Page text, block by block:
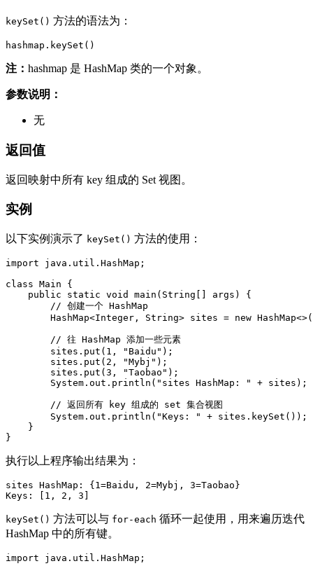
keySet() 方法的语法为：
hashmap.keySet()
注： hashmap 是 HashMap 类的一个对象。
参数说明：
无
返回值
返回映射中所有 key 组成的 Set 视图。
实例
以下实例演示了 keySet() 方法的使用：
import java.util.HashMap;
class Main {
    public static void main(String[] args) {
        // 创建一个 HashMap
HashMap<Integer, String> sites = new
        // 往 HashMap 添加一些元素
        sites.put(1, "Baidu");
        sites.put(2, "Mybj");
        sites.put(3, "Taobao");
        System.out.println("sites HashMap: " + sites);
        // 返回所有 key 组成的 set 集合视图
        System.out.println("Keys: " + sites.keySet());
    }
}
执行以上程序输出结果为：
sites HashMap: {1=Baidu, 2=Mybj, 3=Taobao}
Keys: [1, 2, 3]
keySet() 方法可以与 for-each 循环一起使用，用来遍历迭代
HashMap 中的所有键。
import java.util.HashMap;